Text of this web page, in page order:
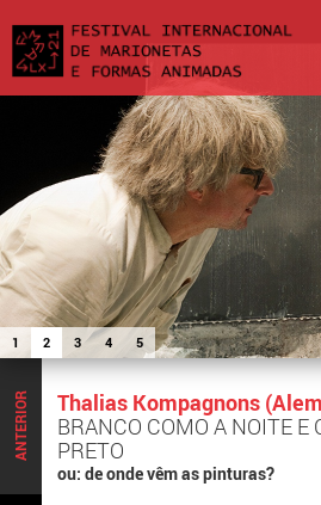
1 2 3 4 5
ANTERIOR
Thalias Kompagnons
BRANCO COMO A NOITE E
PRETO
ou: de onde vêm as pinturas?